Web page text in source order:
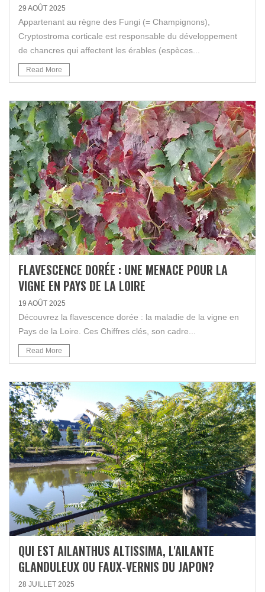
29 AOÛT 2025
Appartenant au règne des Fungi (= Champignons),
Cryptostroma corticale est responsable du développement
de chancres qui affectent les érables (espèces...
Read More
FLAVESCENCE DORÉE : UNE MENACE POUR LA
VIGNE EN PAYS DE LA LOIRE
19 AOÛT 2025
Découvrez la flavescence dorée : la maladie de la vigne en
Pays de la Loire. Ces Chiffres clés, son cadre...
Read More
QUI EST AILANTHUS ALTISSIMA, L'AILANTE
GLANDULEUX OU FAUX-VERNIS DU JAPON?
28 JUILLET 2025